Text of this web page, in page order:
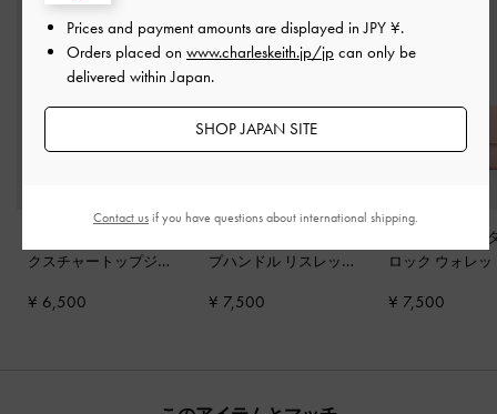
クスチャートップジッ
ピンク
¥ 6,500
プハンドル リスレッ
¥ 7,500
Tricha トリチャ
ロック ウォレ
¥ 7,500
Prices and payment amounts are displayed inJPY ¥.
Orders placed on www.charleskeith.jp/jp can only be
delivered within Japan.
SHOP JAPAN SITE
Contact usif you have questions about international shipping.